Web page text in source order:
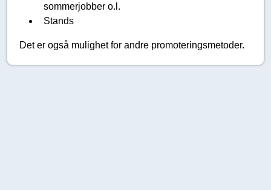
sommerjobber o.l.
Stands
Det er også mulighet for andre promoteringsmetoder.